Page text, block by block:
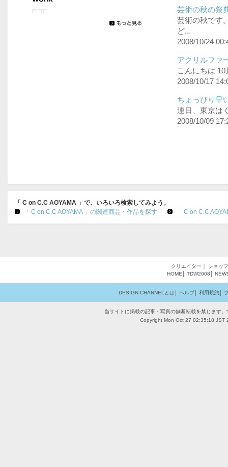
芸術の秋の祭
芸術の秋です
ど...
2008/10/24
アクリルフ
こんにちは
2008/10/17
ちょっぴり早
連日、東京は
2008/10/09
「 C on C.C AOYAMA 」で、いろいろ検索してみよう。
「 C on C.C AOYAMA 」の関連商品・作品を探す
「 C on C.C
クリエイター ｜ ショップ
HOME
TDW2008
DESIGN CHANNELとは ヘルプ│ 利用規約│
当サイトに掲載の記事・写真の無断転載を禁じます
Copyright Mon Oct 27 02:35:18 JST